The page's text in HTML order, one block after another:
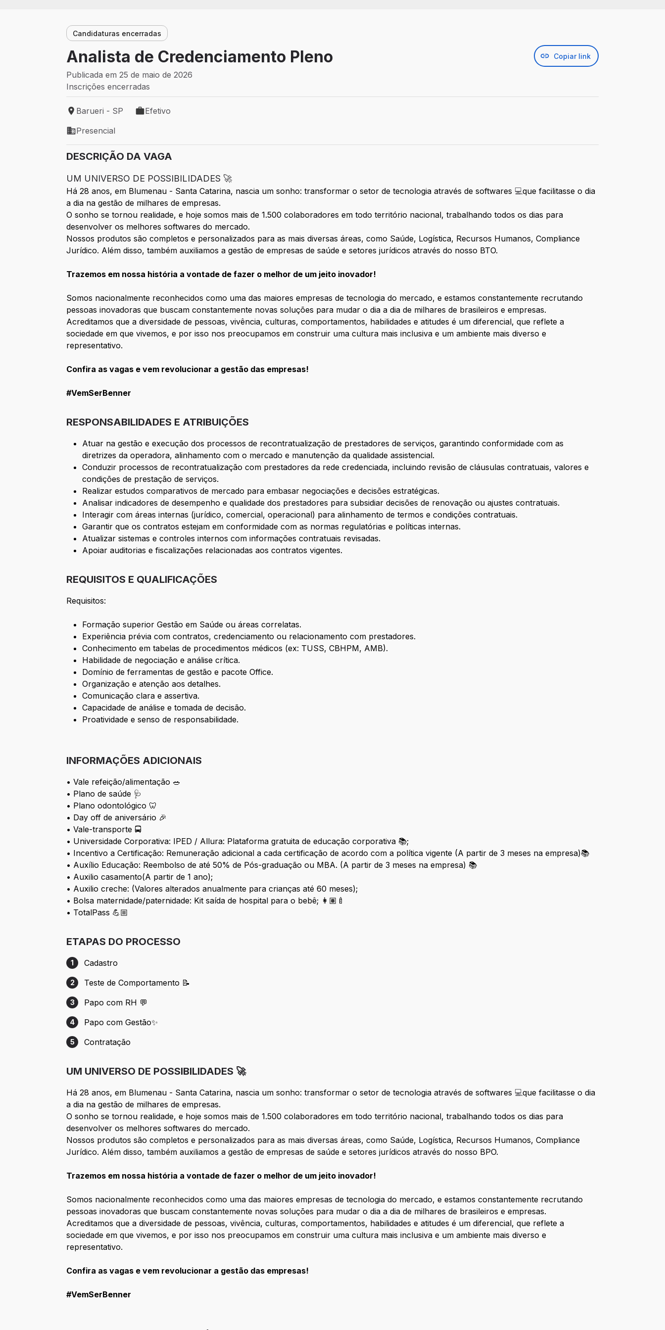
Candidaturas encerradas
Analista de Credenciamento Pleno Copiar link
Publicada em 25 de maio de 2026
Inscrições encerradas
Local de trabalho: Barueri - SP
Barueri - SP
Tipo de vaga: Efetivo
Efetivo
Modelo de trabalho: Presencial
Presencial
DESCRIÇÃO DA VAGA
UM UNIVERSO DE POSSIBILIDADES 🚀
Há 28 anos, em Blumenau - Santa Catarina, nascia um sonho: transformar o setor de tecnologia através de softwares 💻que facilitasse o dia
a dia na gestão de milhares de empresas.
O sonho se tornou realidade, e hoje somos mais de 1.500 colaboradores em todo território nacional, trabalhando todos os dias para
desenvolver os melhores softwares do mercado.
Nossos produtos são completos e personalizados para as mais diversas áreas, como Saúde, Logística, Recursos Humanos, Compliance
Jurídico. Além disso, também auxiliamos a gestão de empresas de saúde e setores jurídicos através do nosso BTO.
Trazemos em nossa história a vontade de fazer o melhor de um jeito inovador!
Somos nacionalmente reconhecidos como uma das maiores empresas de tecnologia do mercado, e estamos constantemente recrutando
pessoas inovadoras que buscam constantemente novas soluções para mudar o dia a dia de milhares de brasileiros e empresas.
Acreditamos que a diversidade de pessoas, vivência, culturas, comportamentos, habilidades e atitudes é um diferencial, que reflete a
sociedade em que vivemos, e por isso nos preocupamos em construir uma cultura mais inclusiva e um ambiente mais diverso e
representativo.
Confira as vagas e vem revolucionar a gestão das empresas!
#VemSerBenner
RESPONSABILIDADES E ATRIBUIÇÕES
Atuar na gestão e execução dos processos de recontratualização de prestadores de serviços, garantindo conformidade com as
diretrizes da operadora, alinhamento com o mercado e manutenção da qualidade assistencial.
Conduzir processos de recontratualização com prestadores da rede credenciada, incluindo revisão de cláusulas contratuais, valores e
condições de prestação de serviços.
Realizar estudos comparativos de mercado para embasar negociações e decisões estratégicas.
Analisar indicadores de desempenho e qualidade dos prestadores para subsidiar decisões de renovação ou ajustes contratuais.
Interagir com áreas internas (jurídico, comercial, operacional) para alinhamento de termos e condições contratuais.
Garantir que os contratos estejam em conformidade com as normas regulatórias e políticas internas.
Atualizar sistemas e controles internos com informações contratuais revisadas.
Apoiar auditorias e fiscalizações relacionadas aos contratos vigentes.
REQUISITOS E QUALIFICAÇÕES
Requisitos:
Formação superior Gestão em Saúde ou áreas correlatas.
Experiência prévia com contratos, credenciamento ou relacionamento com prestadores.
Conhecimento em tabelas de procedimentos médicos (ex: TUSS, CBHPM, AMB).
Habilidade de negociação e análise crítica.
Domínio de ferramentas de gestão e pacote Office.
Organização e atenção aos detalhes.
Comunicação clara e assertiva.
Capacidade de análise e tomada de decisão.
Proatividade e senso de responsabilidade.
INFORMAÇÕES ADICIONAIS
• Vale refeição/alimentação 🥗
• Plano de saúde 🩺
• Plano odontológico 🦷
• Day off de aniversário 🎉
• Vale-transporte 🚍
• Universidade Corporativa: IPED / Allura: Plataforma gratuita de educação corporativa 📚;
• Incentivo a Certificação: Remuneração adicional a cada certificação de acordo com a política vigente (A partir de 3 meses na empresa)📚
• Auxílio Educação: Reembolso de até 50% de Pós-graduação ou MBA. (A partir de 3 meses na empresa) 📚
• Auxilio casamento(A partir de 1 ano);
• Auxilio creche: (Valores alterados anualmente para crianças até 60 meses);
• Bolsa maternidade/paternidade: Kit saída de hospital para o bebê; 👩🏽‍🍼
• TotalPass 💪🏼
ETAPAS DO PROCESSO
Etapa 1: Cadastro
1 Cadastro
Etapa 2: Teste de Comportamento 📝
2 Teste de Comportamento 📝
Etapa 3: Papo com RH 💬
3 Papo com RH 💬
Etapa 4: Papo com Gestão✨
4 Papo com Gestão✨
Etapa 5: Contratação
5 Contratação
UM UNIVERSO DE POSSIBILIDADES 🚀
Há 28 anos, em Blumenau - Santa Catarina, nascia um sonho: transformar o setor de tecnologia através de softwares 💻que facilitasse o dia
a dia na gestão de milhares de empresas.
O sonho se tornou realidade, e hoje somos mais de 1.500 colaboradores em todo território nacional, trabalhando todos os dias para
desenvolver os melhores softwares do mercado.
Nossos produtos são completos e personalizados para as mais diversas áreas, como Saúde, Logística, Recursos Humanos, Compliance
Jurídico. Além disso, também auxiliamos a gestão de empresas de saúde e setores jurídicos através do nosso BPO.
Trazemos em nossa história a vontade de fazer o melhor de um jeito inovador!
Somos nacionalmente reconhecidos como uma das maiores empresas de tecnologia do mercado, e estamos constantemente recrutando
pessoas inovadoras que buscam constantemente novas soluções para mudar o dia a dia de milhares de brasileiros e empresas.
Acreditamos que a diversidade de pessoas, vivência, culturas, comportamentos, habilidades e atitudes é um diferencial, que reflete a
sociedade em que vivemos, e por isso nos preocupamos em construir uma cultura mais inclusiva e um ambiente mais diverso e
representativo.
Confira as vagas e vem revolucionar a gestão das empresas!
#VemSerBenner